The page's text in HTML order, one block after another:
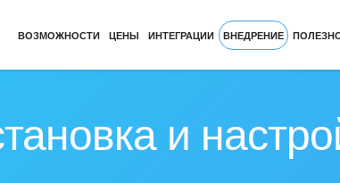
ВОЗМОЖНОСТИ ЦЕНЫ ИНТЕГРАЦИИ ВНЕДРЕНИЕ
и